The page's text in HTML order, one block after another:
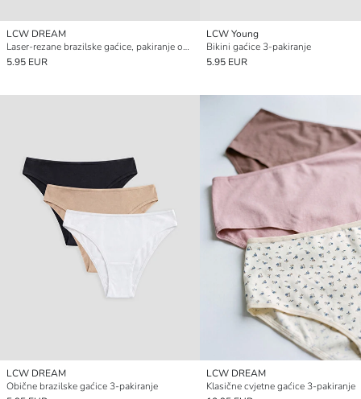
LCW DREAM
Laser-rezane brazilske gaćice, pakiranje od 2 komada
5.95 EUR
LCW Young
Bikini gaćice 3-pakiranje
5.95 EUR
LCW DREAM
Obične brazilske gaćice 3-pakiranje
LCW DREAM
Klasične cvjetne gaćice 3-pakiranje